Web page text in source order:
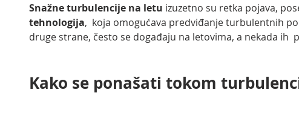
Snažne turbulencije na letu izuzetno su retka pojava,
tehnologija,  koja omogućava predviđanje turbulentnih
druge strane, često se događaju na letovima, a nekada ih
Kako se ponašati tokom